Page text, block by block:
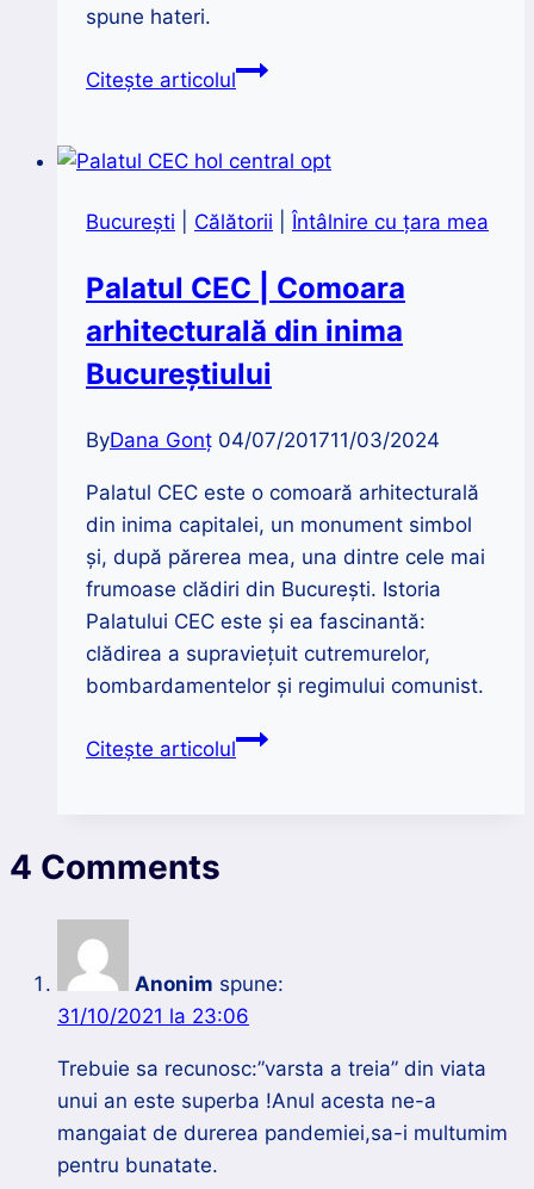
spune hateri.
Citește articolulHaterul,
virală
București Călătorii |Întâlnire cu țara mea
Palatul CEC | Comoara
arhitecturală din inima
Bucureștiului
ByDana Gonț 04/07/201711/03/2024
Palatul CEC este o comoară arhitecturală
din inima capitalei, un monument simbol
și, după părerea mea, una dintre cele mai
frumoase clădiri din București. Istoria
Palatului CEC este și ea fascinantă:
clădirea a supraviețuit cutremurelor,
bombardamentelor și regimului comunist.
Citește articolulPalatul
4 Comments
Anonim spune:
31/10/2021 la 23:06
Trebuie sa recunosc:”varsta a treia” din viata
unui an este superba !Anul acesta ne-a
mangaiat de durerea pandemiei,sa-i multumim
pentru bunatate.